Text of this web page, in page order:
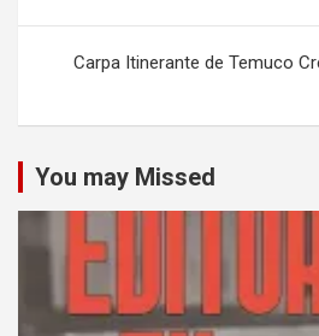
Carpa Itinerante de Temuco
You may Missed